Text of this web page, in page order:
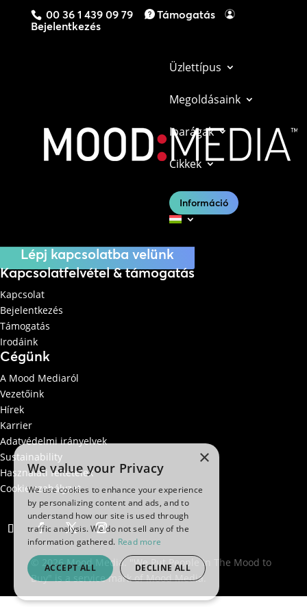
00 36 1 439 09 79
Támogatás
Bejelentkezés
Üzlettípus
Megoldásaink
Iparágak
Cikkek
Információ
Lépj kapcsolatba velünk még ma, hogy
megtudd, miben segíthetnek megoldásaink a
Lépj kapcsolatba velünk
Kapcsolatfelvétel & támogatás
Kapcsolat
Bejelentkezés
Támogatás
Irodáink
Cégünk
A Mood Mediaról
Vezetőink
Hírek
Karrier
Adatvédelmi irányelvek
Sustainability
Használati feltételek
Cookie szabályzat
© 2026 Mood Media. "We Put People In The Mood to
Buy" is a service mark of Mood Media.
×
We value your Privacy
We use cookies to enhance your experience
by personalizing content and ads, and to
understand how our site is used through
traffic analysis. We do not sell any of the
information gathered. Read more
ACCEPT ALL DECLINE ALL